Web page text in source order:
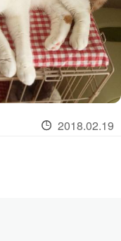
2018.02.19